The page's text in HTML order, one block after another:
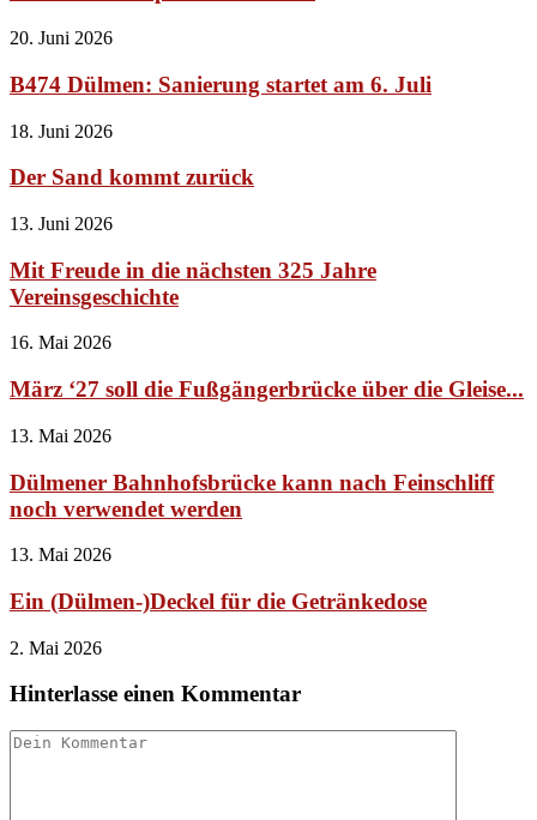
20. Juni 2026
B474 Dülmen: Sanierung startet am 6. Juli
18. Juni 2026
Der Sand kommt zurück
13. Juni 2026
Mit Freude in die nächsten 325 Jahre
Vereinsgeschichte
16. Mai 2026
März ‘27 soll die Fußgängerbrücke über die Gleise...
13. Mai 2026
Dülmener Bahnhofsbrücke kann nach Feinschliff
noch verwendet werden
13. Mai 2026
Ein (Dülmen-)Deckel für die Getränkedose
2. Mai 2026
Hinterlasse einen Kommentar